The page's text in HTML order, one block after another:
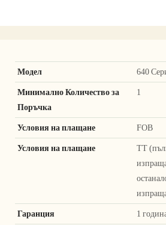
Модел 640
Минимално Количество за
Поръчка
1
Условия на плащане FOB
Условия на плащане
TT
Гаранция 1